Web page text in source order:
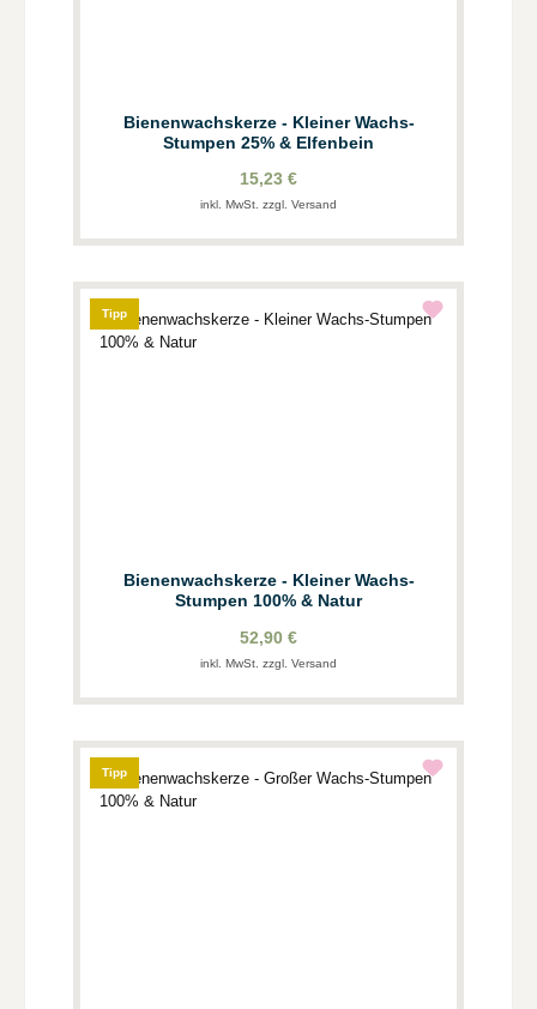
Bienenwachskerze - Kleiner Wachs-
Stumpen 25% & Elfenbein
15,23 €
inkl. MwSt. zzgl. Versand
Tipp
Bienenwachskerze - Kleiner Wachs-
Stumpen 100% & Natur
52,90 €
inkl. MwSt. zzgl. Versand
Tipp